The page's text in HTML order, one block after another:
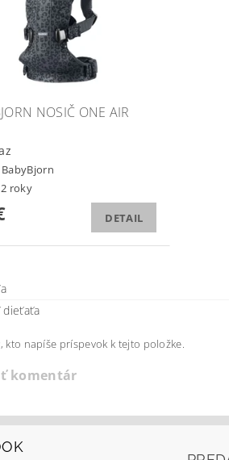
NOSIČ ONE AIR
BabyBjorn
roky
DETAIL
kto napíše príspevok k tejto položke.
komentár